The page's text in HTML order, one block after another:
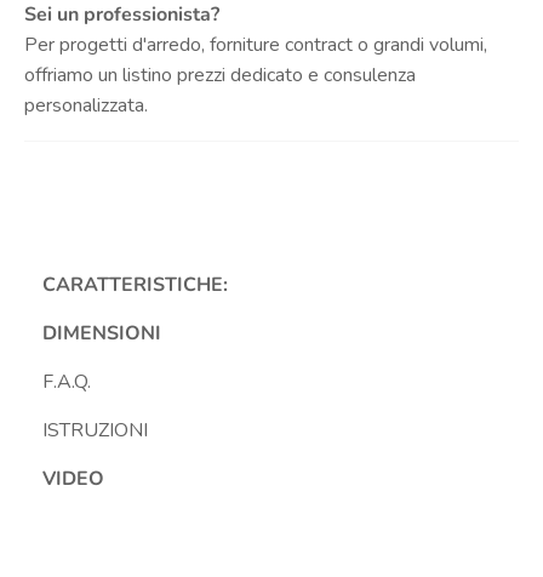
Sei un professionista?
Per progetti d'arredo, forniture contract o grandi volumi,
offriamo un listino prezzi dedicato e consulenza
personalizzata.
CARATTERISTICHE:
DIMENSIONI
F.A.Q.
ISTRUZIONI
VIDEO